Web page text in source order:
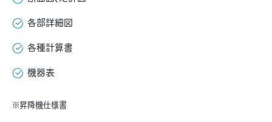
各部詳細図
各種計算書
機器表
※昇降機仕様書